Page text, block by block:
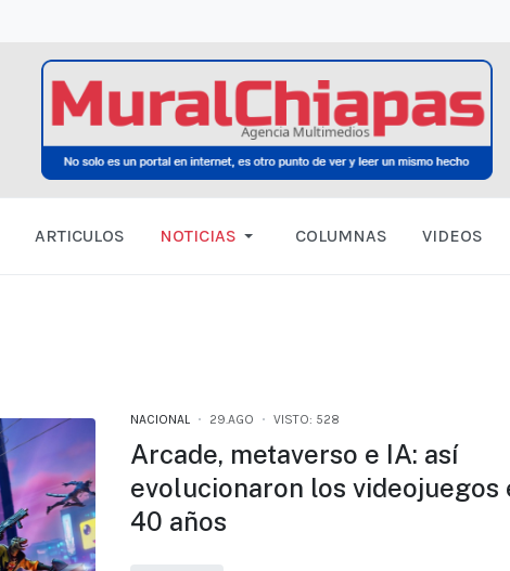
ARTICULOS NOTICIAS COLUMNAS VIDEOS
NACIONAL 29.AGO VISTO: 528
Arcade, metaverso e IA: así
evolucionaron los videojuegos
40 años